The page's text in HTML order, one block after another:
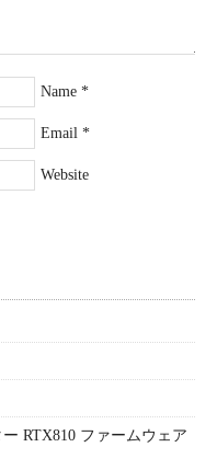
Name *
Email *
Website
RTX810 ファームウェア